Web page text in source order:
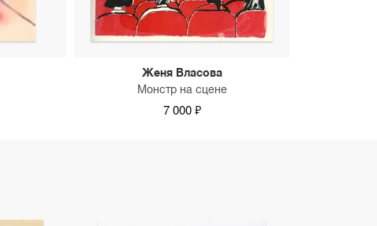
Женя Власова
Монстр на сцене
7 000 ₽